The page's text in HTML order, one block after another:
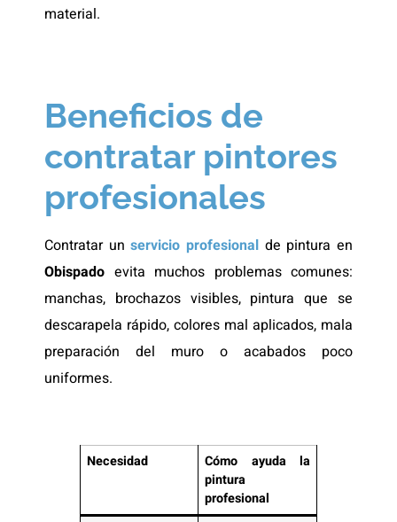
material.
Beneficios de
contratar pintores
profesionales
Contratar un servicio profesional de pintura en
Obispado evita muchos problemas comunes:
manchas, brochazos visibles, pintura que se
descarapela rápido, colores mal aplicados, mala
preparación del muro o acabados poco
uniformes.
Necesidad
Cómo ayuda la
pintura
profesional